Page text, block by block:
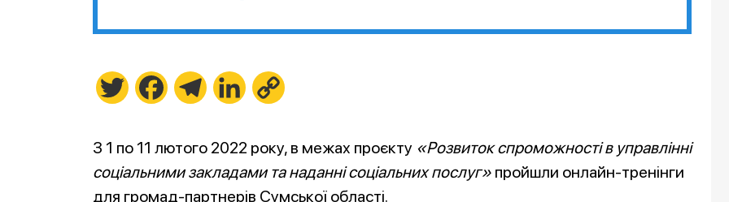
Twitter FacebookTelegramLinkedIn
З 1 по 11 лютого 2022 року, в межах проєкту «Розвиток спроможності в управлінні
соціальними закладами та наданні соціальних послуг» пройшли онлайн-тренінги
для громад-партнерів Сумської області.